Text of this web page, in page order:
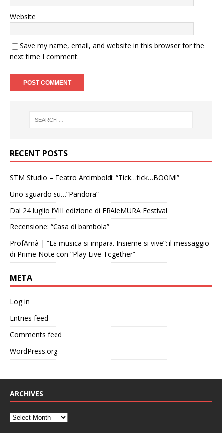
Website
Save my name, email, and website in this browser for the
next time I comment.
RECENT POSTS
STM Studio – Teatro Arcimboldi: “Tick…tick…BOOM!”
Uno sguardo su…”Pandora”
Dal 24 luglio l’VIII edizione di FRAleMURA Festival
Recensione: “Casa di bambola”
ProfAmà | “La musica si impara. Insieme si vive”: il messaggio
di Prime Note con “Play Live Together”
META
Log in
Entries feed
Comments feed
WordPress.org
ARCHIVES